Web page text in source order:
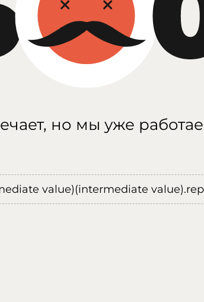
но мы уже
value)(intermediate